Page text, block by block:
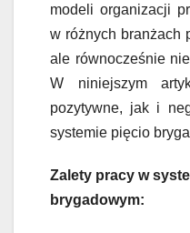
modeli organizacji
w różnych branżach
ale równocześnie
W niniejszym
pozytywne, jak i
systemie pięcio
Zalety pracy w
brygadowym: